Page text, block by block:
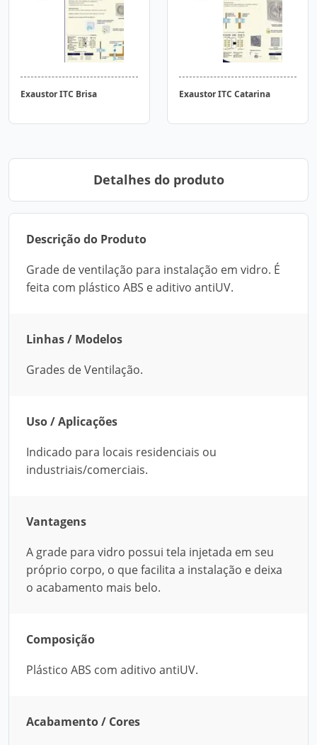
Exaustor ITC Brisa Exaustor ITC Catarina
Detalhes do produto
Descrição do Produto
Grade de ventilação para instalação em vidro. É
feita com plástico ABS e aditivo antiUV.
Linhas / Modelos
Grades de Ventilação.
Uso / Aplicações
Indicado para locais residenciais ou
industriais/comerciais.
Vantagens
A grade para vidro possui tela injetada em seu
próprio corpo, o que facilita a instalação e deixa
o acabamento mais belo.
Composição
Plástico ABS com aditivo antiUV.
Acabamento / Cores